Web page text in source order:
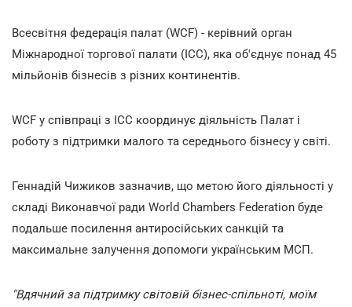
Всесвітня федерація палат (WCF) - керівний орган
Міжнародної торгової палати (ICC), яка об'єднує понад 45
мільйонів бізнесів з різних континентів.
WCF у співпраці з ICC координує діяльність Палат і
роботу з підтримки малого та середнього бізнесу у світі.
Геннадій Чижиков зазначив, що метою його діяльності у
складі Виконавчої ради World Chambers Federation буде
подальше посилення антиросійських санкцій та
максимальне залучення допомоги українським МСП.
"Вдячний за підтримку світовій бізнес-спільноті, моїм